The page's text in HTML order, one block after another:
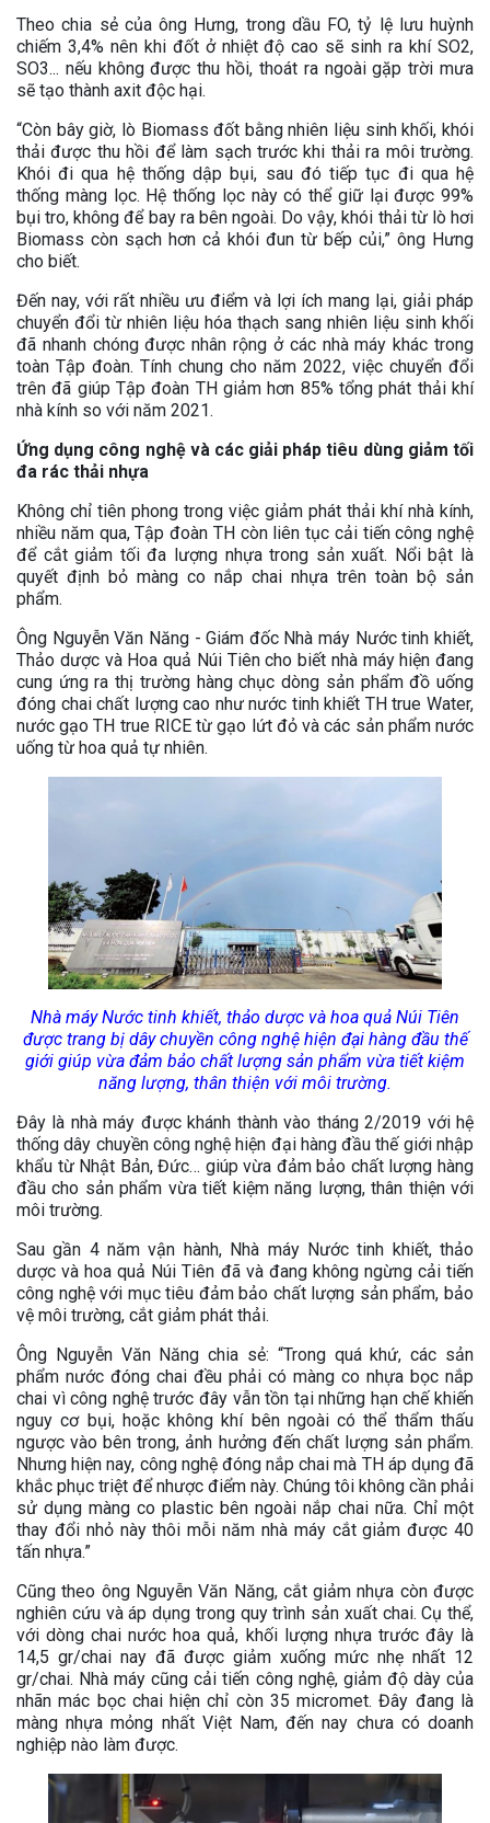
Theo chia sẻ của ông Hưng, trong dầu FO, tỷ lệ lưu huỳnh
chiếm 3,4% nên khi đốt ở nhiệt độ cao sẽ sinh ra khí SO2,
SO3... nếu không được thu hồi, thoát ra ngoài gặp trời mưa
sẽ tạo thành axit độc hại.
“Còn bây giờ, lò Biomass đốt bằng nhiên liệu sinh khối, khói
thải được thu hồi để làm sạch trước khi thải ra môi trường.
Khói đi qua hệ thống dập bụi, sau đó tiếp tục đi qua hệ
thống màng lọc. Hệ thống lọc này có thể giữ lại được 99%
bụi tro, không để bay ra bên ngoài. Do vậy, khói thải từ lò hơi
Biomass còn sạch hơn cả khói đun từ bếp củi,” ông Hưng
cho biết.
Đến nay, với rất nhiều ưu điểm và lợi ích mang lại, giải pháp
chuyển đổi từ nhiên liệu hóa thạch sang nhiên liệu sinh khối
đã nhanh chóng được nhân rộng ở các nhà máy khác trong
toàn Tập đoàn. Tính chung cho năm 2022, việc chuyển đổi
trên đã giúp Tập đoàn TH giảm hơn 85% tổng phát thải khí
nhà kính so với năm 2021.
Ứng dụng công nghệ và các giải pháp tiêu dùng giảm tối
đa rác thải nhựa
Không chỉ tiên phong trong việc giảm phát thải khí nhà kính,
nhiều năm qua, Tập đoàn TH còn liên tục cải tiến công nghệ
để cắt giảm tối đa lượng nhựa trong sản xuất. Nổi bật là
quyết định bỏ màng co nắp chai nhựa trên toàn bộ sản
phẩm.
Ông Nguyễn Văn Năng - Giám đốc Nhà máy Nước tinh khiết,
Thảo dược và Hoa quả Núi Tiên cho biết nhà máy hiện đang
cung ứng ra thị trường hàng chục dòng sản phẩm đồ uống
đóng chai chất lượng cao như nước tinh khiết TH true Water,
nước gạo TH true RICE từ gạo lứt đỏ và các sản phẩm nước
uống từ hoa quả tự nhiên.
Nhà máy Nước tinh khiết, thảo dược và hoa quả Núi Tiên
được trang bị dây chuyền công nghệ hiện đại hàng đầu thế
giới giúp vừa đảm bảo chất lượng sản phẩm vừa tiết kiệm
năng lượng, thân thiện với môi trường.
Đây là nhà máy được khánh thành vào tháng 2/2019 với hệ
thống dây chuyền công nghệ hiện đại hàng đầu thế giới nhập
khẩu từ Nhật Bản, Đức… giúp vừa đảm bảo chất lượng hàng
đầu cho sản phẩm vừa tiết kiệm năng lượng, thân thiện với
môi trường.
Sau gần 4 năm vận hành, Nhà máy Nước tinh khiết, thảo
dược và hoa quả Núi Tiên đã và đang không ngừng cải tiến
công nghệ với mục tiêu đảm bảo chất lượng sản phẩm, bảo
vệ môi trường, cắt giảm phát thải.
Ông Nguyễn Văn Năng chia sẻ: “Trong quá khứ, các sản
phẩm nước đóng chai đều phải có màng co nhựa bọc nắp
chai vì công nghệ trước đây vẫn tồn tại những hạn chế khiến
nguy cơ bụi, hoặc không khí bên ngoài có thể thẩm thấu
ngược vào bên trong, ảnh hưởng đến chất lượng sản phẩm.
Nhưng hiện nay, công nghệ đóng nắp chai mà TH áp dụng đã
khắc phục triệt để nhược điểm này. Chúng tôi không cần phải
sử dụng màng co plastic bên ngoài nắp chai nữa. Chỉ một
thay đổi nhỏ này thôi mỗi năm nhà máy cắt giảm được 40
tấn nhựa.”
Cũng theo ông Nguyễn Văn Năng, cắt giảm nhựa còn được
nghiên cứu và áp dụng trong quy trình sản xuất chai. Cụ thể,
với dòng chai nước hoa quả, khối lượng nhựa trước đây là
14,5 gr/chai nay đã được giảm xuống mức nhẹ nhất 12
gr/chai. Nhà máy cũng cải tiến công nghệ, giảm độ dày của
nhãn mác bọc chai hiện chỉ còn 35 micromet. Đây đang là
màng nhựa mỏng nhất Việt Nam, đến nay chưa có doanh
nghiệp nào làm được.